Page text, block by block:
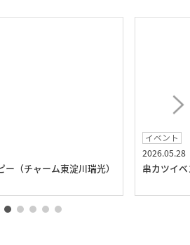
ー（チャーム東淀川瑞光）
イベント
2026.05.28
串カツイ